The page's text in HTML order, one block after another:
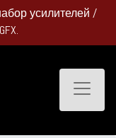
усилителей /